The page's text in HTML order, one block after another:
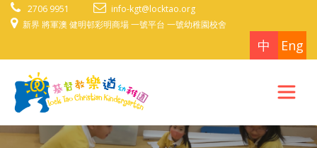
2706 9951
info-kgt@locktao.org
新界 將軍澳 健明邨彩明商場 一號平台 一號幼稚園校舍
中 Eng